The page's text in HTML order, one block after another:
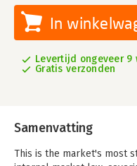
In
Levertijd ongeveer 9
Gratis verzonden
Samenvatting
This is the market's most